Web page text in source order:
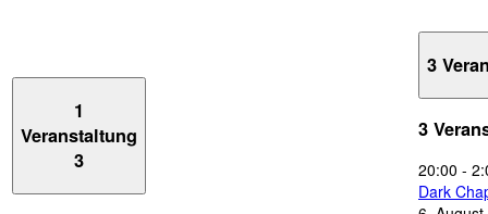
1
Veranstaltung
3
3
3
20:00 -
Dark